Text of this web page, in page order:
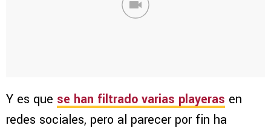
Y es que se han filtrado varias playeras en
redes sociales, pero al parecer por fin ha